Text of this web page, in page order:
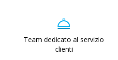
Team dedicato al servizio
clienti